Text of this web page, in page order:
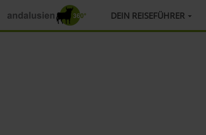
HAUPTMENÜ DEIN REISEFÜHRER